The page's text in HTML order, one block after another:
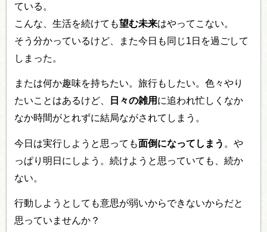
ている。
こんな、生活を続けても望む未来はやってこない。
そう分かっているけど、また今日も同じ1日を過ごして
しまった。
または何か趣味を持ちたい。旅行もしたい。色々やり
たいことはあるけど、
日々の雑用 に追われ忙しくなか
なか時間がとれずに結局ながされてしまう。
今日は実行しようと思っても面倒になってしまう 。や
っぱり明日にしよう。続けようと思っていても、続か
ない。
行動しようとしても意思が弱いからできないからだと
思っていませんか？